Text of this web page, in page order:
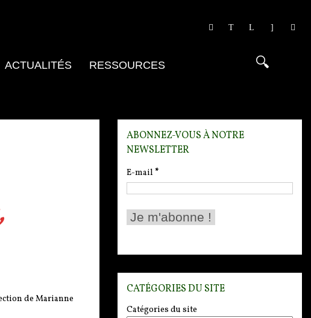
ACTUALITÉS
RESSOURCES
de Marianne
ABONNEZ-VOUS À NOTRE
NEWSLETTER
E-mail *
CATÉGORIES DU SITE
Catégories du site